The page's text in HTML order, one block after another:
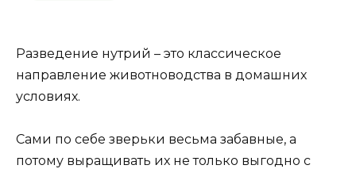
Разведение нутрий – это классическое
направление животноводства в домашних
условиях.
Сами по себе зверьки весьма забавные, а
потому выращивать их не только выгодно с